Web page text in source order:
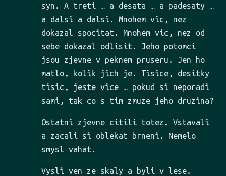
syn. A treti … a desata … a padesaty …
a dalsi a dalsi. Mnohem vic, nez
dokazal spocitat. Mnohem vic, nez od
sebe dokazal odlisit. Jeho potomci
jsou zjevne v peknem pruseru. Jen ho
matlo, kolik jich je. Tisice, desitky
tisic, jeste vice … pokud si neporadi
sami, tak co s tim zmuze jeho druzina?
Ostatni zjevne citili totez. Vstavali
a zacali si oblekat brneni. Nemelo
smysl vahat.
Vysli ven ze skaly a byli v lese.